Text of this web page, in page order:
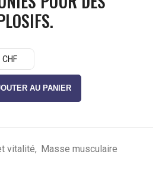
AU PANIER
vitalité, Masse musculaire